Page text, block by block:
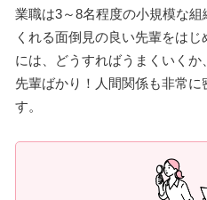
業職は3～8名程度の小規模な
くれる面倒見の良い先輩をは
には、どうすればうまくいく
先輩ばかり！人間関係も非常
す。